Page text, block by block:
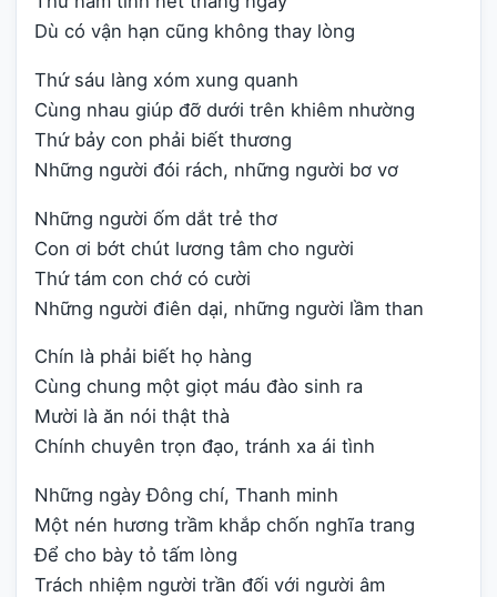
Dù có vận hạn cũng không thay lòng
Thứ sáu làng xóm xung quanh
Cùng nhau giúp đỡ dưới trên khiêm nhường
Thứ bảy con phải biết thương
Những người đói rách, những người bơ vơ
Những người ốm dắt trẻ thơ
Con ơi bớt chút lương tâm cho người
Thứ tám con chớ có cười
Những người điên dại, những người lầm than
Chín là phải biết họ hàng
Cùng chung một giọt máu đào sinh ra
Mười là ăn nói thật thà
Chính chuyên trọn đạo, tránh xa ái tình
Những ngày Đông chí, Thanh minh
Một nén hương trầm khắp chốn nghĩa trang
Để cho bày tỏ tấm lòng
Trách nhiệm người trần đối với người âm